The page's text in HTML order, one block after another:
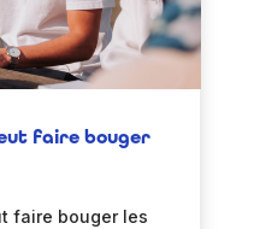
faire bouger
faire bouger les